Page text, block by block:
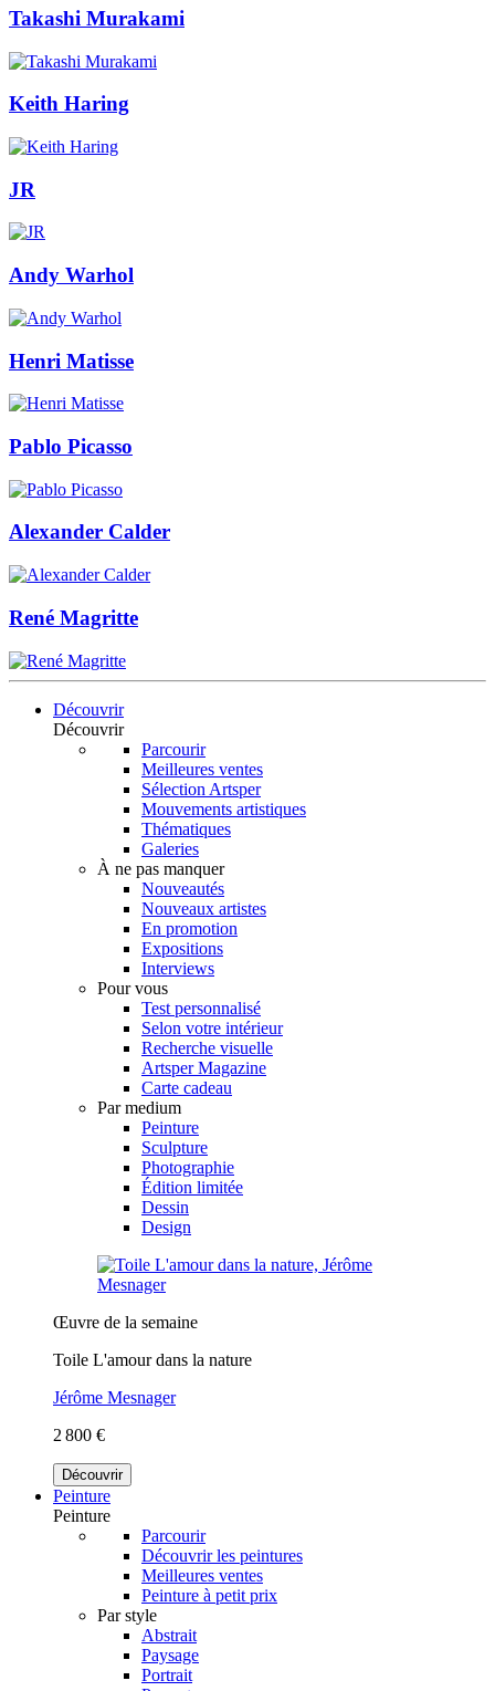
Takashi Murakami
Keith Haring
JR
Andy Warhol
Henri Matisse
Pablo Picasso
Alexander Calder
René Magritte
Découvrir
Découvrir
Parcourir
Meilleures ventes
Sélection Artsper
Mouvements artistiques
Thématiques
Galeries
À ne pas manquer
Nouveautés
Nouveaux artistes
En promotion
Expositions
Interviews
Pour vous
Test personnalisé
Selon votre intérieur
Recherche visuelle
Artsper Magazine
Carte cadeau
Par medium
Peinture
Sculpture
Photographie
Édition limitée
Dessin
Design
Œuvre de la semaine
Toile L'amour dans la nature
Jérôme Mesnager
2 800 €
Découvrir
Peinture
Peinture
Parcourir
Découvrir les peintures
Meilleures ventes
Peinture à petit prix
Par style
Abstrait
Paysage
Portrait